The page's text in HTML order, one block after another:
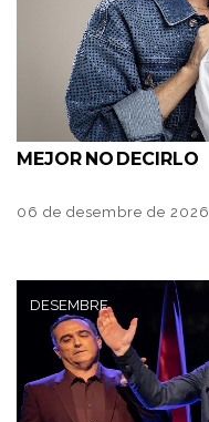
MEJOR NO DECIRLO
06 de desembre de 2026
DESEMBRE